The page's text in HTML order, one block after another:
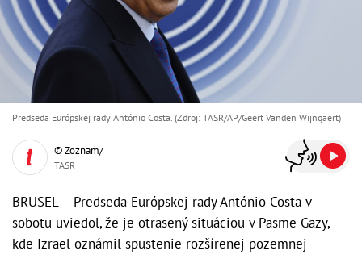
Predseda Európskej rady António Costa. (Zdroj: TASR/AP/Geert Vanden Wijngaert)
© Zoznam/
TASR
BRUSEL – Predseda Európskej rady António Costa v
sobotu uviedol, že je otrasený situáciou v Pasme Gazy,
kde Izrael oznámil spustenie rozšírenej pozemnej